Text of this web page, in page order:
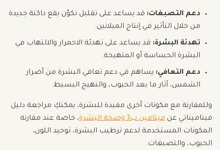
دعم التصبغات: قد يساعد على تقليل تكوّن بقع داكنة جديدة
من خلال التأثير في إنتاج الميلانين.
تهدئة البشرة: قد يساعد على تهدئة الاحمرار والالتهاب في
البشرة الحساسة أو المتهيجة.
دعم التعافي: يساهم في دعم تعافي البشرة من أضرار
الشمس، آثار ما بعد الحبوب، والتهيج البسيط.
وللمقارنة مع مكونات أخرى مفيدة للبشرة، يمكنكِ مراجعة دليل
فيتاميناتي عن فيتامين ب3 وصحة البشرة
، خاصة عند مقارنة
المكونات المستخدمة لدعم ترطيب البشرة، توحيد اللون،
الحبوب، والتصبغات.